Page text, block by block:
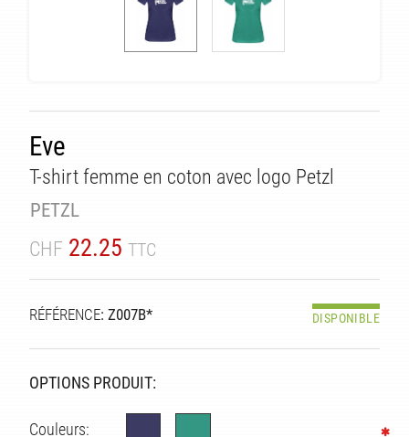
Eve
T-shirt femme en coton avec logo Petzl
PETZL
CHF 22.25 TTC
RÉFÉRENCE: Z007B* DISPONIBLE
OPTIONS PRODUIT:
Couleurs: